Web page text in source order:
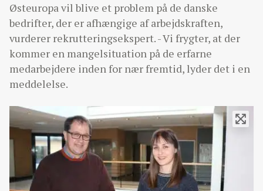
Østeuropa vil blive et problem på de danske
bedrifter, der er afhængige af arbejdskraften,
vurderer rekrutteringsekspert. - Vi frygter, at der
kommer en mangelsituation på de erfarne
medarbejdere inden for nær fremtid, lyder det i en
meddelelse.